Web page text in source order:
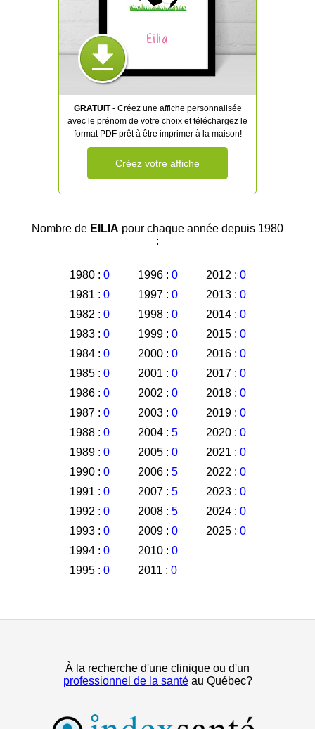
Eilia
GRATUIT- Créez une affiche personnalisée
avec le prénom de votre choix et téléchargez le
format PDF prêt à être imprimer à la maison!
Créez votre affiche
Nombre de EILIA pour chaque année depuis 1980
:
1980 : 0
1981 : 0
1982 : 0
1983 : 0
1984 : 0
1985 : 0
1986 : 0
1987 : 0
1988 : 0
1989 : 0
1990 : 0
1991 : 0
1992 : 0
1993 : 0
1994 : 0
1995 : 0
1996 : 0
1997 : 0
1998 : 0
1999 : 0
2000 : 0
2001 : 0
2002 : 0
2003 : 0
2004 : 5
2005 : 0
2006 : 5
2007 : 5
2008 : 5
2009 : 0
2010 : 0
2011 : 0
2012 : 0
2013 : 0
2014 : 0
2015 : 0
2016 : 0
2017 : 0
2018 : 0
2019 : 0
2020 : 0
2021 : 0
2022 : 0
2023 : 0
2024 : 0
2025 : 0
À la recherche d'une clinique ou d'un
professionnel de la santéau Québec?